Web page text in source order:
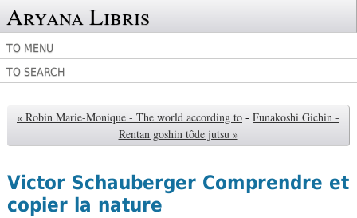
Aryana Libris
TO MENU
TO SEARCH
« Robin Marie-Monique - The world according to - Funakoshi Gichin -
Rentan goshin tôde jutsu »
Victor Schauberger Comprendre et
copier la nature